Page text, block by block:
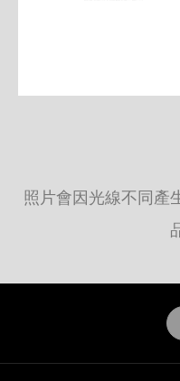
照片會因光線不同產